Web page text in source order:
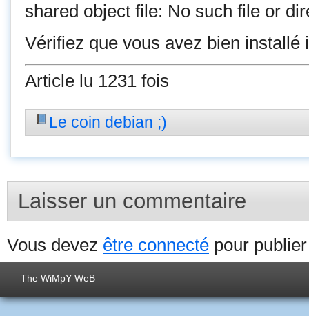
shared object file: No such file or
Vérifiez que vous avez bien installé
Article lu 1231 fois
Le coin debian ;)
Laisser un commentaire
Vous devez être connecté pour
The WiMpY WeB